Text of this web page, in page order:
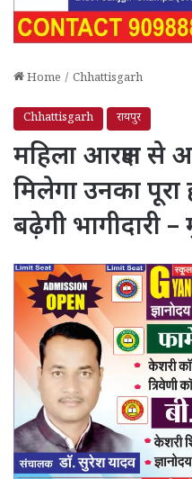
Home / Chhattisgarh
Chhattisgarh रायपुर
महिला आरक्षण से
मिलेगा उनका पूरा
बढ़ेगी भागीदारी